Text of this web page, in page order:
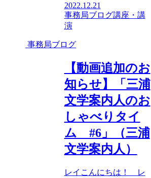
2022.12.21
事務局ブログ講座・講
演
事務局ブログ
【動画追加のお
知らせ】「三浦
文学案内人のお
しゃべりタイ
ム #6」（三浦
文学案内人）
レイこんにちは！ レ